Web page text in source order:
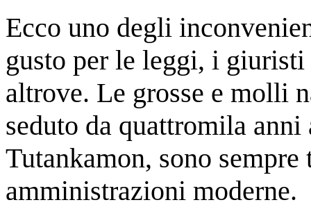
Ecco uno degli
gusto per le leggi, i
altrove. Le grosse e molli
seduto da quattromila
Tutankamon, sono
amministrazioni moderne.